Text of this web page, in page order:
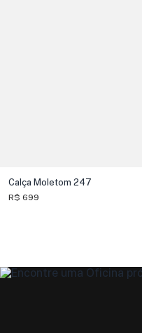
Calça Moletom 247
R$ 699